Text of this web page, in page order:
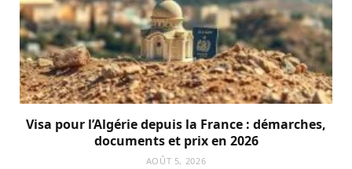
Visa pour l’Algérie depuis la France : démarches,
documents et prix en 2026
AOÛT 5, 2026